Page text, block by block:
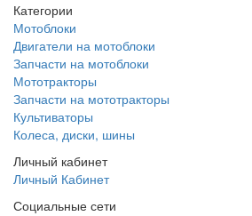
Категории
Мотоблоки
Двигатели на мотоблоки
Запчасти на мотоблоки
Мототракторы
Запчасти на мототракторы
Культиваторы
Колеса, диски, шины
Личный кабинет
Личный Кабинет
Социальные сети